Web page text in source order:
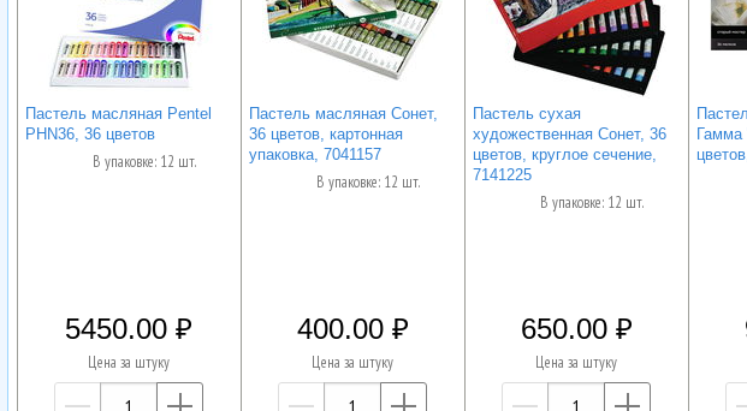
Пастель масляная Pentel
PHN36, 36 цветов
В упаковке: 12 шт.
5450.00
Цена за штуку
—
Пастель масляная Сонет,
36 цветов, картонная
упаковка, 7041157
В упаковке: 12 шт.
400.00
Цена за штуку
—
Пастель сухая
художественная Сонет, 36
цветов, круглое сечение,
7141225
В упаковке: 12 шт.
650.00
Цена за штуку
—
Гамма